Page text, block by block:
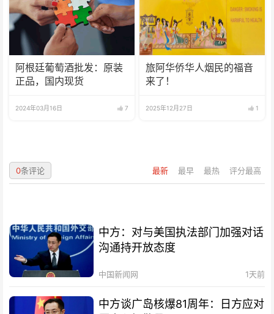
阿根廷葡萄酒批发：原装
正品，国内现货
2024年03月16日 7
旅阿华侨华人烟民的福音
来了！
2025年12月27日 1
最新 最早 最热 评分最高
0条评论
中方：对与美国执法部门加强对话
沟通持开放态度
中国新闻网 1天前
中方谈广岛核爆81周年：日方应对